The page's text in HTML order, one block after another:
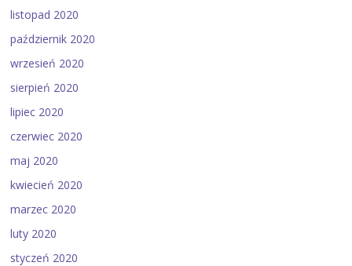
listopad 2020
październik 2020
wrzesień 2020
sierpień 2020
lipiec 2020
czerwiec 2020
maj 2020
kwiecień 2020
marzec 2020
luty 2020
styczeń 2020